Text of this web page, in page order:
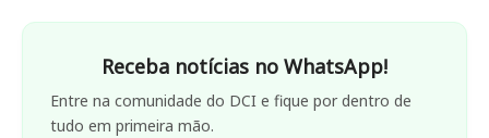
Receba notícias no WhatsApp!
Entre na comunidade do DCI e fique por dentro de
tudo em primeira mão.